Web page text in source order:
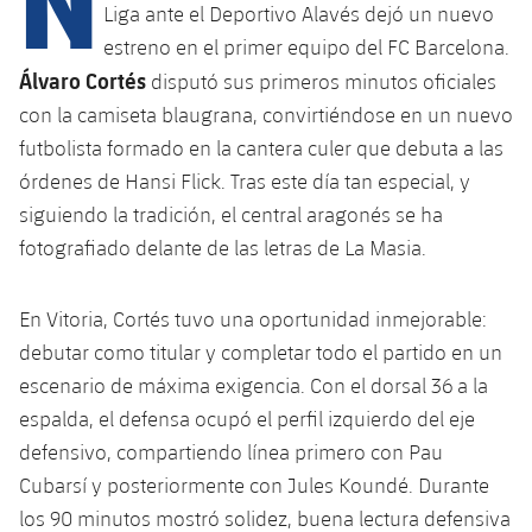
plusicon
más
Instalaciones
Spotify Camp Nou
Estadi Johan Cruyff
Barça Cafe
Ciutat Esportiva
La Masia
plusicon
más
Servicios
plusicon
más
SUB13
SUB12
SUB11 B
SUB10 B
SUB9 B
SUB8 A
SUB13 B
SUB12 C
SUB11 C
Entradas
Gameday Shows
Resultados
Clasificación
Fotos
Historia
Palmarés
Base
Barça Atlètic
Junior
Cadete A
Cadete B
Infantil A
Infantil B
Mini
Campus Verano
PLUSICON
MÁS
Primer Equipo
plusicon
más
Calendario
Entradas
Resultados
Clasificaciones
Jugadores
Barça Atlètic
plusicon
más
Calendario
Resultados
Clasificaciones
Jugadores
Actualidad
Juvenil
Cadete A
Cadete B
PLUSICON
MÁS
Primer equipo
plusicon
más
Actualidad
Calendario
Barça Atlètic
plusicon
más
Actualidad
Liga ante el Deportivo Alavés dejó un nuevo
estreno en el primer equipo del FC Barcelona.
Álvaro Cortés disputó sus primeros minutos oficiales
con la camiseta blaugrana, convirtiéndose en un nuevo
futbolista formado en la cantera culer que debuta a las
órdenes de Hansi Flick. Tras este día tan especial, y
siguiendo la tradición, el central aragonés se ha
fotografiado delante de las letras de La Masia.
En Vitoria, Cortés tuvo una oportunidad inmejorable:
debutar como titular y completar todo el partido en un
escenario de máxima exigencia. Con el dorsal 36 a la
espalda, el defensa ocupó el perfil izquierdo del eje
defensivo, compartiendo línea primero con Pau
Cubarsí y posteriormente con Jules Koundé. Durante
los 90 minutos mostró solidez, buena lectura defensiva